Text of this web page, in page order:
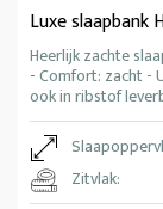
Luxe slaapbank
Heerlijk zachte
- Comfort: zacht -
ook in ribstof
Zitvlak: